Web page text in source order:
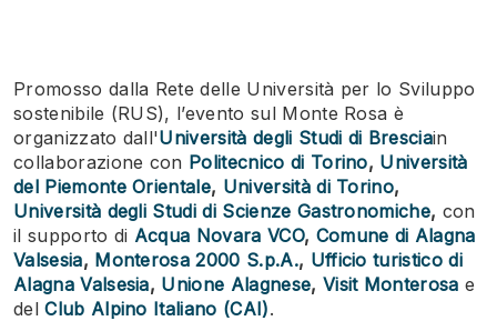
Promosso dalla Rete delle Università per lo Sviluppo
sostenibile (RUS), l’evento sul Monte Rosa è
organizzato dall'Università degli Studi di Bresciain
collaborazione con Politecnico di Torino, Università
del Piemonte Orientale, Università di Torino,
Università degli Studi di Scienze Gastronomiche, con
il supporto di Acqua Novara VCO, Comune di Alagna
Valsesia, Monterosa 2000 S.p.A., Ufficio turistico di
Alagna Valsesia, Unione Alagnese, Visit Monterosa e
delClub Alpino Italiano (CAI).